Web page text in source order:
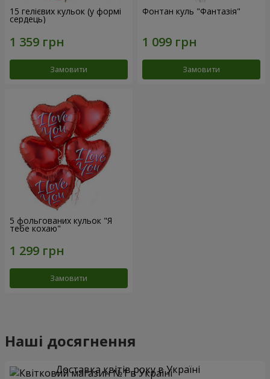
15 гелієвих кульок (у формі
сердець)
Замовити
Фонтан куль "Фантазія"
Замовити
5 фольгованих кульок "Я
тебе кохаю"
Замовити
Наші досягнення
Доставка квітів року в Україні